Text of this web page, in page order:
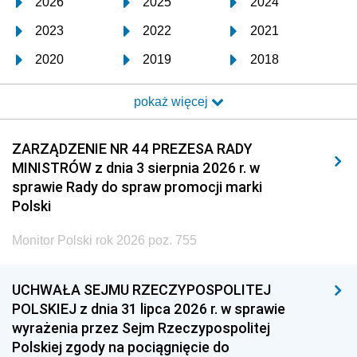
2023 2022 2021
2020 2019 2018
2017 2016 2015
2014 2013 2012
2011 2010 2009
2008 2007 2006
2005
1996 1995 1994
1993 1992 1991
1990 1989
pokaż więcej
ZARZĄDZENIE NR 44 PREZESA RADY
MINISTRÓW z dnia 3 sierpnia 2026 r. w
sprawie Rady do spraw promocji marki
Polski
Monitor Polski rok 2026 poz. 755
UCHWAŁA SEJMU RZECZYPOSPOLITEJ
POLSKIEJ z dnia 31 lipca 2026 r. w sprawie
wyrażenia przez Sejm Rzeczypospolitej
Polskiej zgody na pociągnięcie do